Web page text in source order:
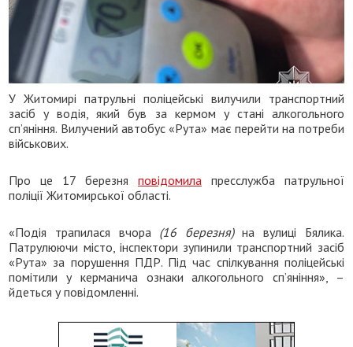
У Житомирі патрульні поліцейські вилучили транспортний
засіб у водія, який був за кермом у стані алкогольного
сп’яніння. Вилучений автобус «Рута» має перейти на потреби
військових.
Про це 17 березня повідомила пресслужба патрульної
поліції Житомирської області.
«Подія трапилася вчора (16 березня)на вулиці Бялика.
Патрулюючи місто, інспектори зупинили транспортний засіб
«Рута» за порушення ПДР. Під час спілкування поліцейські
помітили у керманича ознаки алкогольного сп’яніння», –
йдеться у повідомленні.